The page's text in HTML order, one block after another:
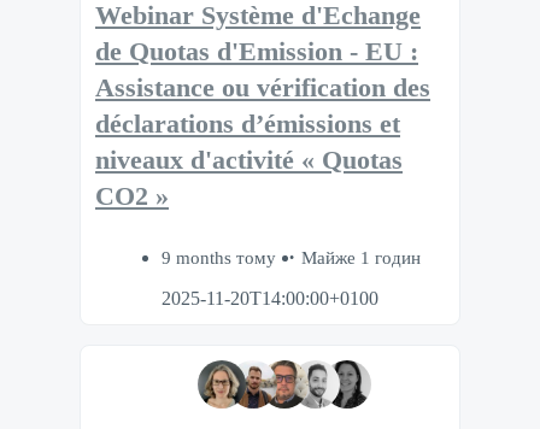
Webinar Système d'Echange
de Quotas d'Emission - EU :
Assistance ou vérification des
déclarations d’émissions et
niveaux d'activité « Quotas
CO2 »
9 months тому
Майже 1 годин
2025-11-20T14:00:00+0100